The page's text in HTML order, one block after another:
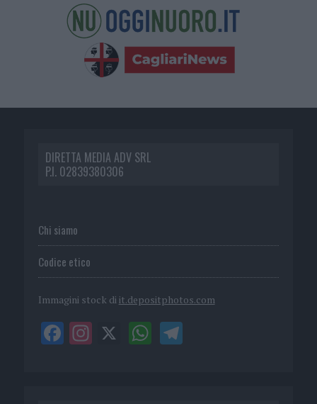
DIRETTA MEDIA ADV SRL
P.I. 02839380306
Chi siamo
Codice etico
Immagini stock di it.depositphotos.com